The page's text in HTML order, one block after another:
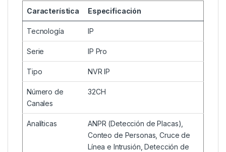
Característica Especificación
Tecnología IP
Serie IP Pro
Tipo NVR IP
Número de
Canales
32CH
Analíticas
ANPR (Detección de Placas),
Conteo de Personas, Cruce de
Línea e Intrusión, Detección de